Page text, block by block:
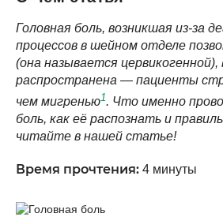
Головная боль, возникшая из-за
процессов в шейном отделе
(она называется цервикогенной),
распространена — пациенты
чем мигренью1. Что именно
боль, как её распознать и
читайте в нашей статье!
Время прочтения: 4 минуты